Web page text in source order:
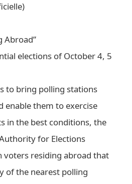
Abroad”
elections of October 4, 5
to bring polling stations
enable them to exercise
in the best conditions, the
for Elections
voters residing abroad that
of the nearest polling